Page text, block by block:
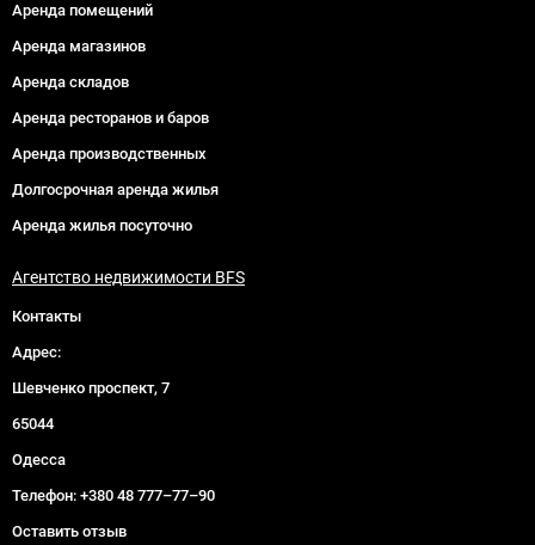
Аренда помещений
Аренда магазинов
Аренда складов
Аренда ресторанов и баров
Аренда производственных
Долгосрочная аренда жилья
Аренда жилья посуточно
Агентство недвижимости BFS
Контакты
Адрес:
Шевченко проспект, 7
65044
Одесса
Телефон: +380 48 777–77–90
Оставить отзыв